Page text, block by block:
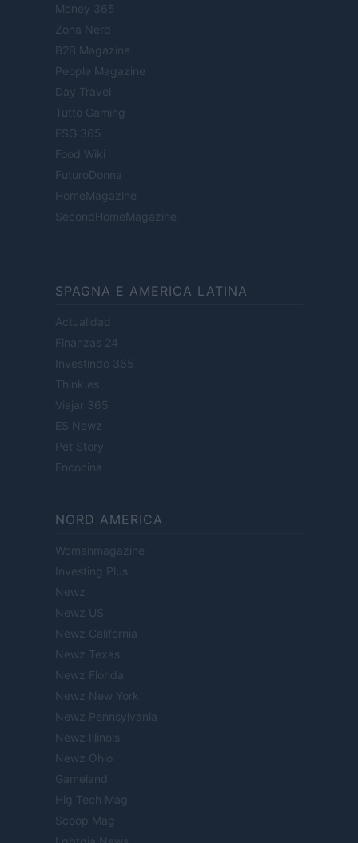
Money 365
Zona Nerd
B2B Magazine
People Magazine
Day Travel
Tutto Gaming
ESG 365
Food Wiki
FuturoDonna
HomeMagazine
SecondHomeMagazine
SPAGNA E AMERICA LATINA
Actualidad
Finanzas 24
Investindo 365
Think.es
Viajar 365
ES Newz
Pet Story
Encocina
NORD AMERICA
Womanmagazine
Investing Plus
Newz
Newz US
Newz California
Newz Texas
Newz Florida
Newz New York
Newz Pennsylvania
Newz Illinois
Newz Ohio
Gameland
Hig Tech Mag
Scoop Mag